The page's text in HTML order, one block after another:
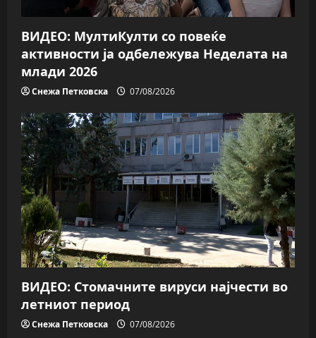
ВИДЕО: МултиКулти со повеќе
активности ја одбележува Неделата на
млади 2026
Снежа Петковска 07/08/2026
ВИДЕО: Стомачните вируси најчести во
летниот период
Снежа Петковска 07/08/2026